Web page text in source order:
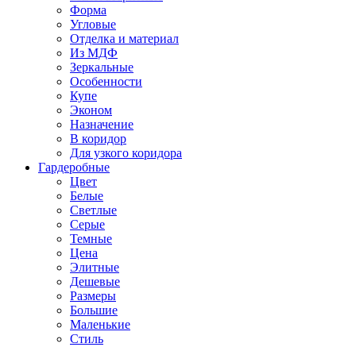
Форма
Угловые
Отделка и материал
Из МДФ
Зеркальные
Особенности
Купе
Эконом
Назначение
В коридор
Для узкого коридора
Гардеробные
Цвет
Белые
Светлые
Серые
Темные
Цена
Элитные
Дешевые
Размеры
Большие
Маленькие
Стиль